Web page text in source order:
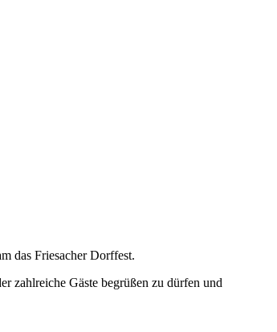
das Friesacher Dorffest.
zahlreiche Gäste begrüßen zu dürfen und